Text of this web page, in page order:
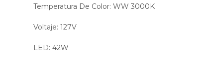
Temperatura De Color: WW 3000K
Voltaje: 127V
LED: 42W